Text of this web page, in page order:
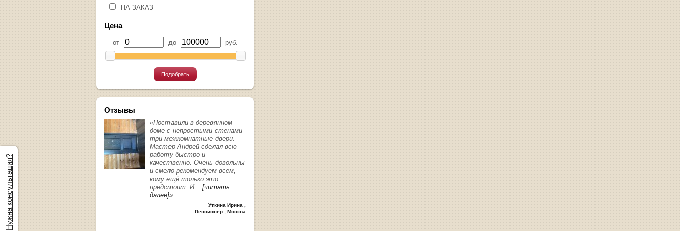
НА ЗАКАЗ
Цена
от до руб.
Подобрать
Отзывы
«Поставили в деревянном
доме с непростыми стенами
три межкомнатные двери.
Мастер Андрей сделал всю
работу быстро и
качественно. Очень довольны
и смело рекомендуем всем,
кому ещё только это
предстоит. И... [читать
далее]»
Уткина Ирина ,
Пенсионер , Москва
Нужна консультация?